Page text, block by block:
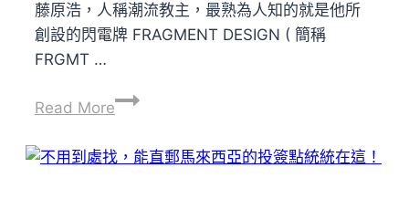
BOX
LOGO
藤原浩，人稱潮流教主，最熟為人知的就是他所
創設的閃電牌 FRAGMENT DESIGN ( 簡稱
FRGMT …
Read More潮
ICON